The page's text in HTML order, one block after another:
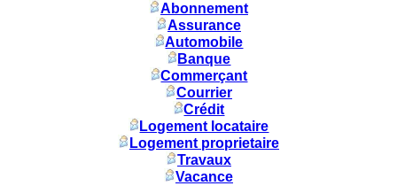
Abonnement
Assurance
Automobile
Banque
Commerçant
Courrier
Crédit
Logement locataire
Logement proprietaire
Travaux
Vacance